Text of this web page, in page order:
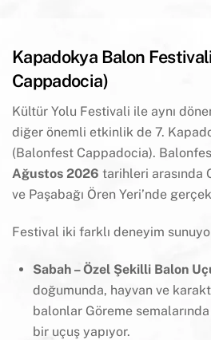
Kapadokya Balon
Cappadocia)
Kültür Yolu Festivali ile aynı
diğer önemli etkinlik de 7.
(Balonfest Cappadocia).
Ağustos 2026 tarihleri arasında
ve Paşabağı Ören Yeri’nde
Festival iki farklı deneyim
Sabah – Özel Şekilli Balon
doğumunda, hayvan ve
balonlar Göreme
bir uçuş yapıyor.